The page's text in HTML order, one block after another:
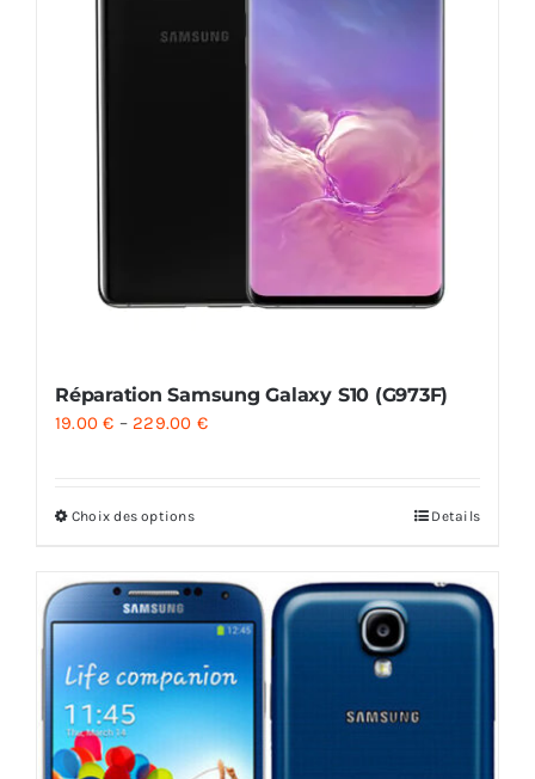
Réparation Samsung Galaxy S10 (G973F)
19.00€ – 229.00 €
Choix des options Details